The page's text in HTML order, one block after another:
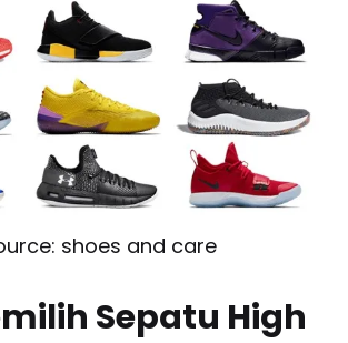
shoes and care
Sepatu High